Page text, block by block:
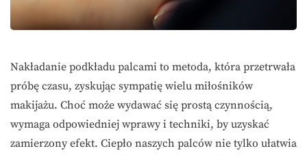
Nakładanie podkładu palcami to metoda, która przetrwała
próbę czasu, zyskując sympatię wielu miłośników
makijażu. Choć może wydawać się prostą czynnością,
wymaga odpowiedniej wprawy i techniki, by uzyskać
zamierzony efekt. Ciepło naszych palców nie tylko ułatwia